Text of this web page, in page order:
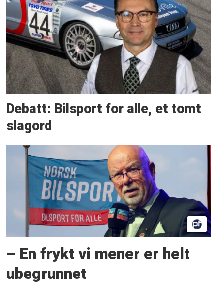
Debatt: Bilsport for alle, et tomt
slagord
– En frykt vi mener er helt
ubegrunnet